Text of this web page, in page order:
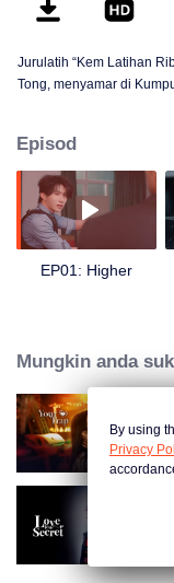
Jurulatih “Kem Latihan
Tong, menyamar di
Dari saling berwaspada,
kebenaran kemalangan
menyalahgunakan
Mereka kemudian
mangsa keluarga Nong,
Episod
EP01: Higher
Mungkin anda
By using
Privacy